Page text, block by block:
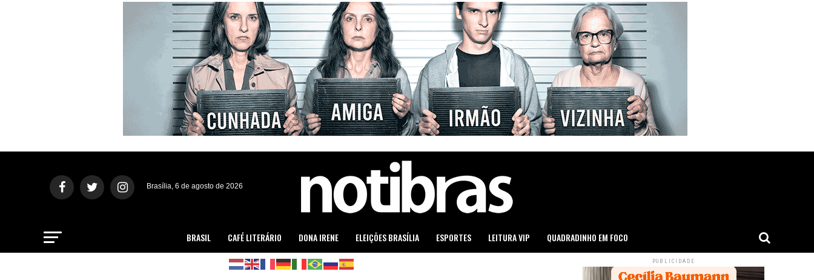
Brasília, 6 de agosto de 2026
BRASIL CAFÉ LITERÁRIO DONA IRENE ELEIÇÕES BRASÍLIA ESPORTES LEITURA VIP QUADRADINHO EM FOCO
PUBLICIDADE